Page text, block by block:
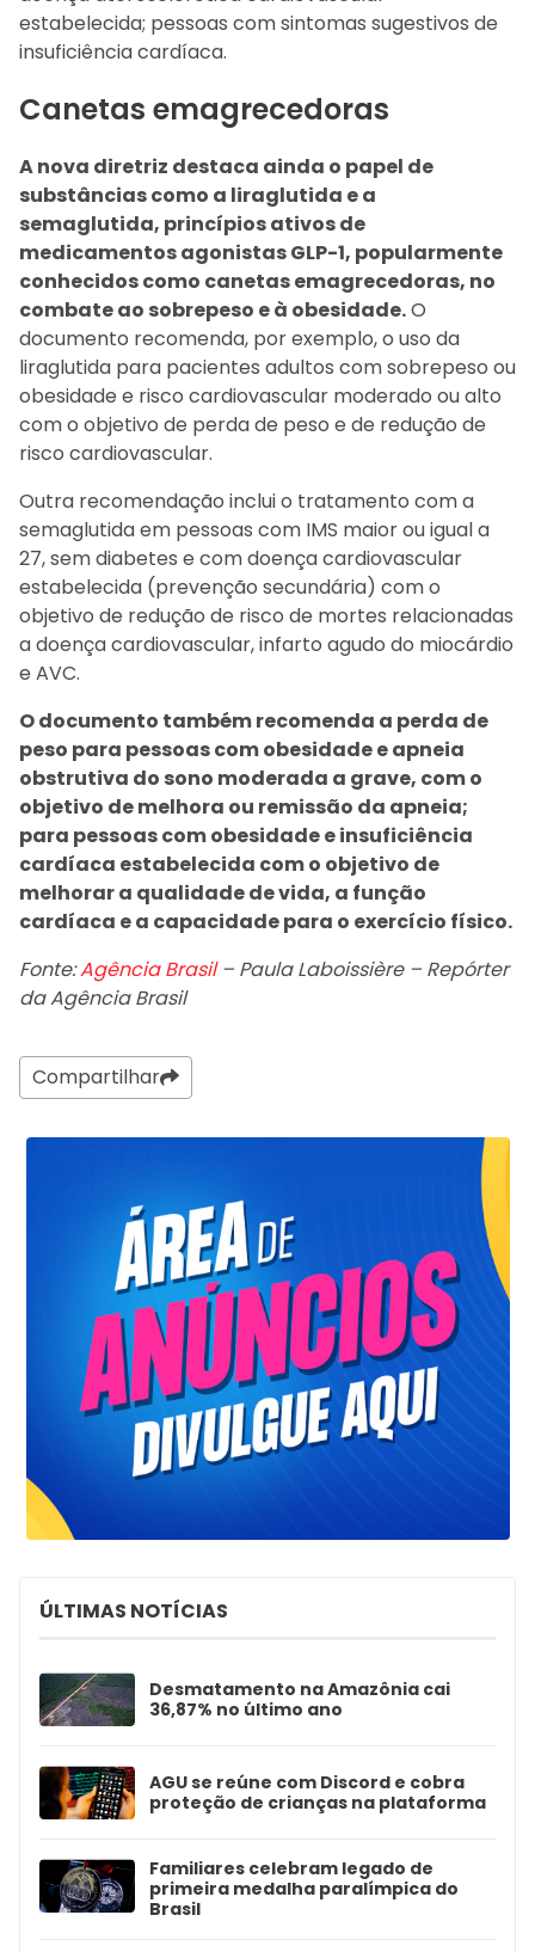
estabelecida; pessoas com sintomas sugestivos de
insuficiência cardíaca.
Canetas emagrecedoras
A nova diretriz destaca ainda o papel de
substâncias como a liraglutida e a
semaglutida, princípios ativos de
medicamentos agonistas GLP-1, popularmente
conhecidos como canetas emagrecedoras, no
combate ao sobrepeso e à obesidade.O
documento recomenda, por exemplo, o uso da
liraglutida para pacientes adultos com sobrepeso ou
obesidade e risco cardiovascular moderado ou alto
com o objetivo de perda de peso e de redução de
risco cardiovascular.
Outra recomendação inclui o tratamento com a
semaglutida em pessoas com IMS maior ou igual a
27, sem diabetes e com doença cardiovascular
estabelecida (prevenção secundária) com o
objetivo de redução de risco de mortes relacionadas
a doença cardiovascular, infarto agudo do miocárdio
e AVC.
O documento também recomenda a perda de
peso para pessoas com obesidade e apneia
obstrutiva do sono moderada a grave, com o
objetivo de melhora ou remissão da apneia;
para pessoas com obesidade e insuficiência
cardíaca estabelecida com o objetivo de
melhorar a qualidade de vida, a função
cardíaca e a capacidade para o exercício físico.
Fonte:Agência Brasil– Paula Laboissière – Repórter
da Agência Brasil
Compartilhar
ÚLTIMAS NOTÍCIAS
Desmatamento na Amazônia cai
36,87% no último ano
AGU se reúne com Discord e cobra
proteção de crianças na plataforma
Familiares celebram legado de
primeira medalha paralímpica do
Brasil